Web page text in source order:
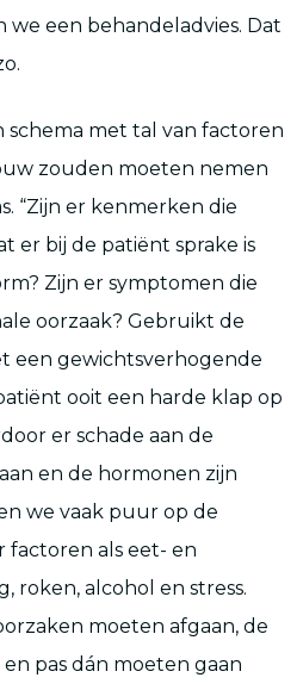
we een behandeladvies. Dat
schema met tal van factoren
zouden moeten nemen
“Zijn er kenmerken die
er bij de patiënt sprake is
Zijn er symptomen die
oorzaak? Gebruikt de
een gewichtsverhogende
ooit een harde klap op
er schade aan de
en de hormonen zijn
we vaak puur op de
factoren als eet- en
roken, alcohol en stress.
moeten afgaan, de
pas dán moeten gaan